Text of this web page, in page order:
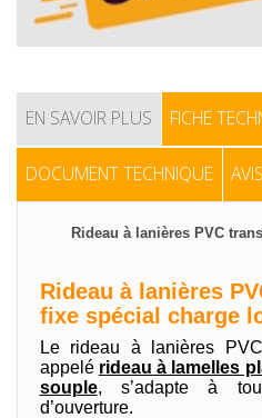
EN SAVOIR PLUS FICHE
DOCUMENT TECHNIQUE
Rideau à lanières PVC
Rideau à lanières
fixe spécial charge
Le rideau à lanières
appelé rideau à lamelles
souple, s’adapte à
d’ouverture.